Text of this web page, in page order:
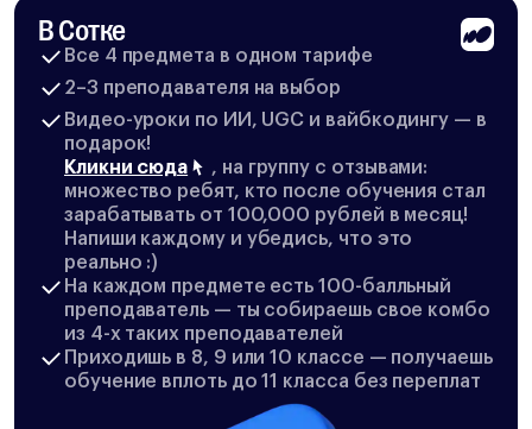
В Сотке
Все 4 предмета в одном тарифе
2–3 преподавателя на выбор
Видео-уроки по ИИ, UGC и вайбкодингу — в
подарок!
Кликни сюда
, на группу с отзывами:
множество ребят, кто после обучения стал
зарабатывать от 100,000 рублей в месяц!
Напиши каждому и убедись, что это
реально :)
На каждом предмете есть 100-балльный
преподаватель — ты собираешь свое комбо
из 4-х таких преподавателей
Приходишь в 8, 9 или 10 классе — получаешь
обучение вплоть до 11 класса без переплат